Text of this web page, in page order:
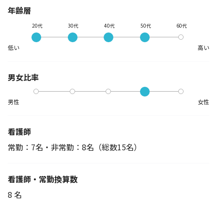
年齢層
低い
20代 30代 40代 50代 60代
高い
男女比率
男性 女性
看護師
常勤：7名・非常勤：8名 （総数15名）
看護師・常勤換算数
8 名